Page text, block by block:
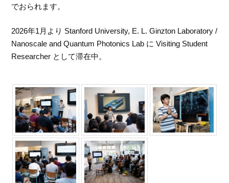
でおられます。
2026年1月より Stanford University, E. L. Ginzton Laboratory /
Nanoscale and Quantum Photonics Lab に Visiting Student
Researcher として滞在中。